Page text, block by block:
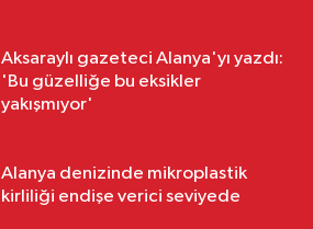
Aksaraylı gazeteci Alanya'yı yazdı:
'Bu güzelliğe bu eksikler
yakışmıyor'
Alanya denizinde mikroplastik
kirliliği endişe verici seviyede